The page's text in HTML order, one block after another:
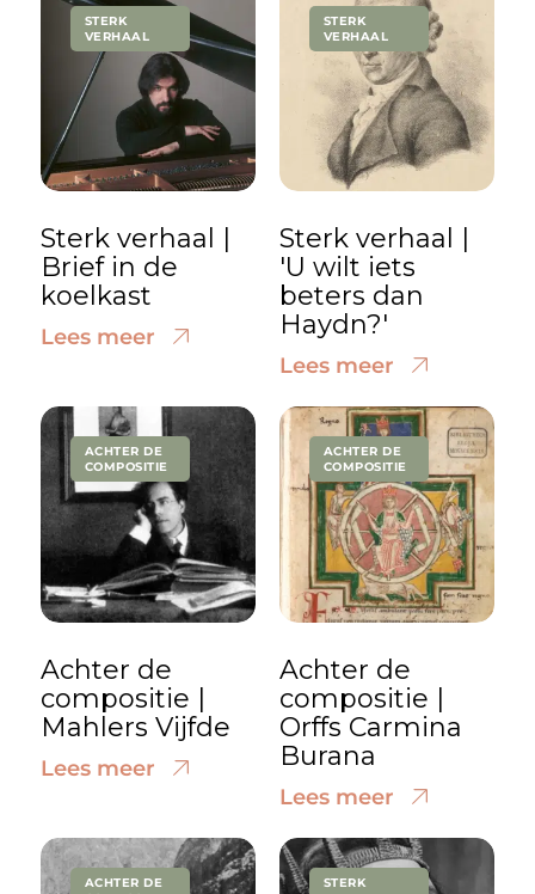
STERK
VERHAAL
Sterk verhaal |
Brief in de
koelkast
Lees meer
STERK
VERHAAL
Sterk verhaal |
'U wilt iets
beters dan
Haydn?'
Lees meer
ACHTER DE
COMPOSITIE
Achter de
compositie |
Mahlers Vijfde
Lees meer
ACHTER DE
COMPOSITIE
Achter de
compositie |
Orffs Carmina
Burana
Lees meer
ACHTER DE
STERK